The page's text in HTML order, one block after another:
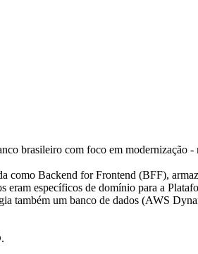
brasileiro com foco em modernização
Backend for Frontend (BFF),
eram específicos de domínio para a
também um banco de dados (AWS